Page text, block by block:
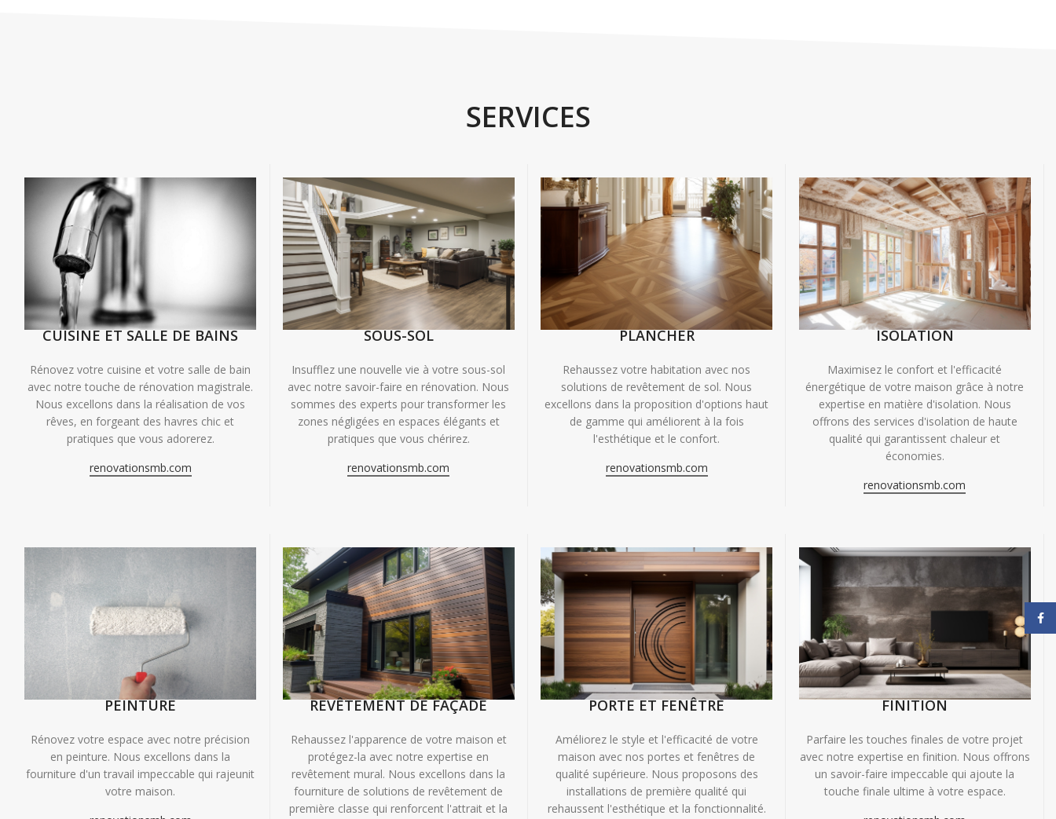
SERVICES
CUISINE ET SALLE DE BAINS
Rénovez votre cuisine et votre salle de bain
avec notre touche de rénovation magistrale.
Nous excellons dans la réalisation de vos
rêves, en forgeant des havres chic et
pratiques que vous adorerez.
renovationsmb.com
SOUS-SOL
Insufflez une nouvelle vie à votre sous-sol
avec notre savoir-faire en rénovation. Nous
sommes des experts pour transformer les
zones négligées en espaces élégants et
pratiques que vous chérirez.
renovationsmb.com
PLANCHER
Rehaussez votre habitation avec nos
solutions de revêtement de sol. Nous
excellons dans la proposition d'options haut
de gamme qui améliorent à la fois
l'esthétique et le confort.
renovationsmb.com
ISOLATION
Maximisez le confort et l'efficacité
énergétique de votre maison grâce à notre
expertise en matière d'isolation. Nous
offrons des services d'isolation de haute
qualité qui garantissent chaleur et
économies.
renovationsmb.com
PEINTURE
Rénovez votre espace avec notre précision
en peinture. Nous excellons dans la
fourniture d'un travail impeccable qui rajeunit
votre maison.
REVÊTEMENT DE FAÇADE
Rehaussez l'apparence de votre maison et
protégez-la avec notre expertise en
revêtement mural. Nous excellons dans la
fourniture de solutions de revêtement de
première classe qui renforcent l'attrait et la
PORTE ET FENÊTRE
Améliorez le style et l'efficacité de votre
maison avec nos portes et fenêtres de
qualité supérieure. Nous proposons des
installations de première qualité qui
rehaussent l'esthétique et la fonctionnalité.
FINITION
Parfaire les touches finales de votre projet
avec notre expertise en finition. Nous offrons
un savoir-faire impeccable qui ajoute la
touche finale ultime à votre espace.